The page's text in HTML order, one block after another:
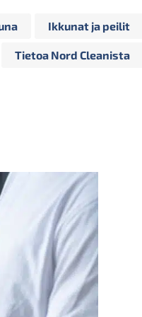
Ikkunat ja peilit
Tietoa Nord Cleanista